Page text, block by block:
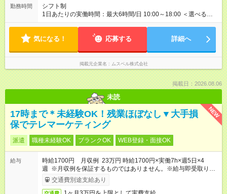
用期間は2ヶ月で、その間は有期契約です。そのほかの条件に変
更はありません。 ※月所定労働時間が110時間未満の方は試用期
勤務時間
シフト制
1日あたりの実働時間：最大6時間/日 10:00～18:00 ＜選べるシ
フト＞ (1)10:00～16:00 (2)10:00～17:00 (3)10:00～18:00 ◎
（希望シフト制） ◎原則定時退社／残業はほとんどありませ
気になる！ 応募する 詳細へ
掲載元企業名 ムスベル株式会社
掲載日：2026.08.06
未読
NEW
17時まで＊未経験OK！残業ほぼなし▼大手損
保でテレマーケティング
派遣 職種未経験OK ブランクOK WEB登録・面接OK
給与
時給1700円 月収例 23万円 時給1700円×実働7h×週5日×4
週 ※月収例を保証するものではありません。※給与即受取りサ
ービス利用可（利用条件有）
交通費別途支給あり